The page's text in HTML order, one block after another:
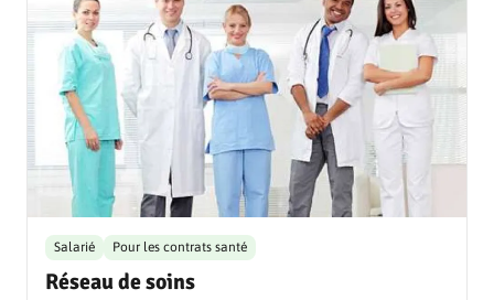
Réseau de soins
Salarié Pour les contrats santé